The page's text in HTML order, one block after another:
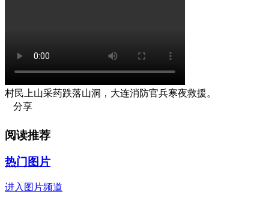
村民上山采药跌落山洞，大连消防官兵寒夜救援。
分享
阅读推荐
热门图片
进入图片频道